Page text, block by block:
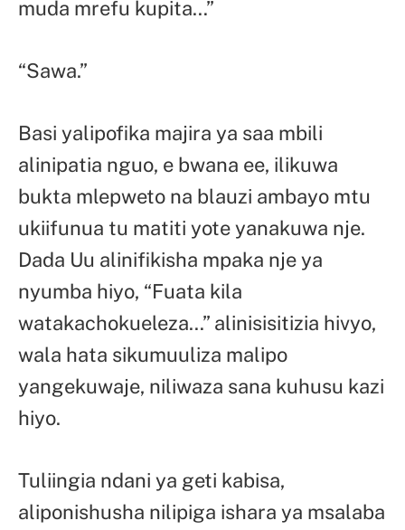
muda mrefu kupita…”
“Sawa.”
Basi yalipofika majira ya saa mbili
alinipatia nguo, e bwana ee, ilikuwa
bukta mlepweto na blauzi ambayo mtu
ukiifunua tu matiti yote yanakuwa nje.
Dada Uu alinifikisha mpaka nje ya
nyumba hiyo, “Fuata kila
watakachokueleza…” alinisisitizia hivyo,
wala hata sikumuuliza malipo
yangekuwaje, niliwaza sana kuhusu kazi
hiyo.
Tuliingia ndani ya geti kabisa,
aliponishusha nilipiga ishara ya msalaba